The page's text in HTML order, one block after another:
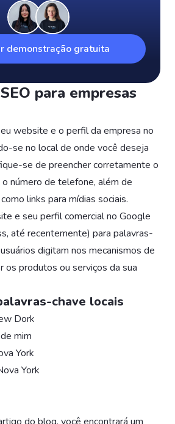
demonstração gratuita
para empresas
website e o perfil da empresa no
se no local de onde você deseja
se de preencher corretamente o
número de telefone, além de
links para mídias sociais.
e seu perfil comercial no Google
até recentemente) para palavras-
digitam nos mecanismos de
os produtos ou serviços da sua
chave locais
Dork
mim
York
York
do blog, você encontrará um